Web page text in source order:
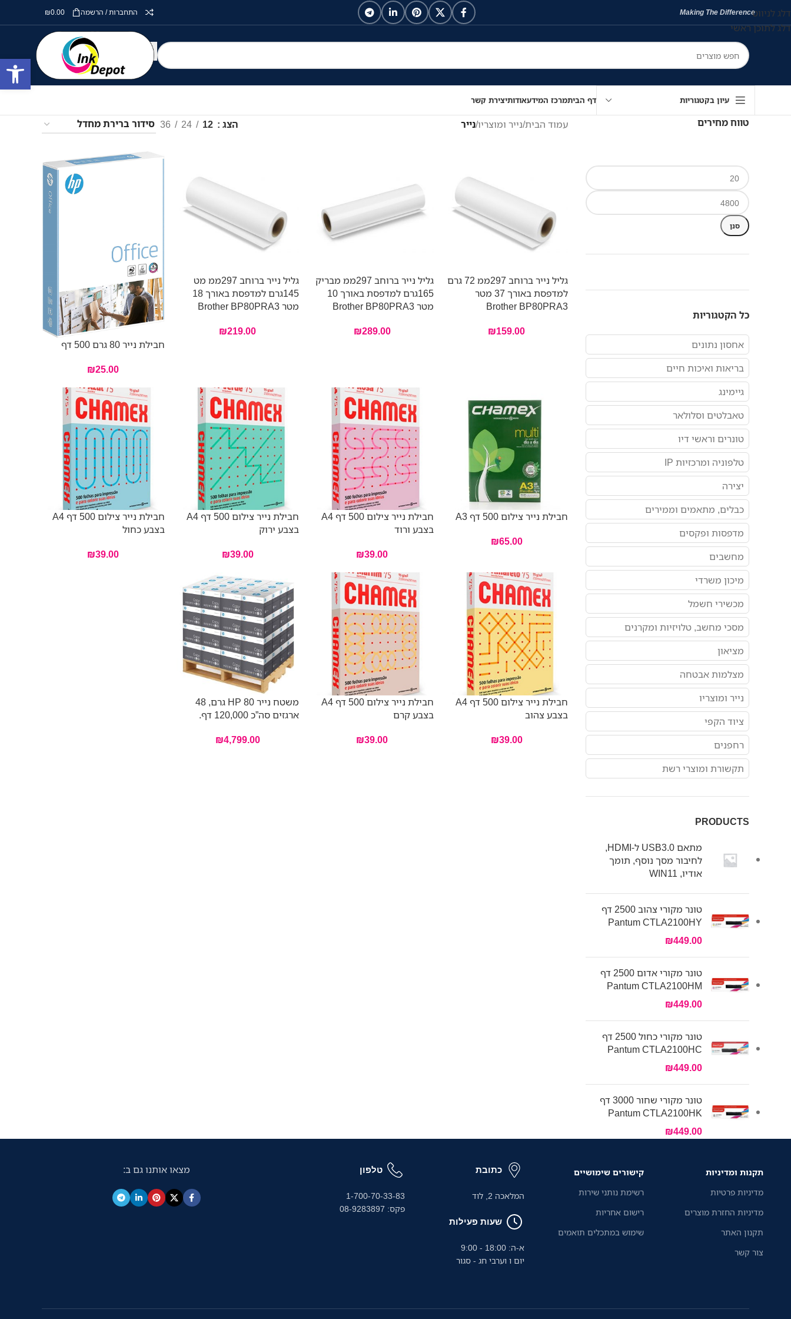
דלג לניווט
דלג לתוכן ראשי
Making The Difference התחברות / הרשמה ₪0.00
עיון בקטגוריות דף הביתמרכז המידעאודותיצירת קשר
טווח מחירים
סנן
כל הקטגוריות
אחסון נתונים
בריאות ואיכות חיים
גיימינג
טאבלטים וסלולאר
טונרים וראשי דיו
טלפוניה ומרכזיות IP
יצירה
כבלים, מתאמים וממירים
מדפסות ופקסים
מחשבים
מיכון משרדי
מכשירי חשמל
מסכי מחשב, טלויזיות ומקרנים
מציאון
מצלמות אבטחה
נייר ומוצריו
ציוד הקפי
רחפנים
תקשורת ומוצרי רשת
PRODUCTS
מתאם USB3.0 ל-HDMI,
לחיבור מסך נוסף, תומך
אודיו, WIN11
טונר מקורי צהוב 2500 דף
Pantum CTLA2100HY
₪449.00
טונר מקורי אדום 2500 דף
Pantum CTLA2100HM
₪449.00
טונר מקורי כחול 2500 דף
Pantum CTLA2100HC
₪449.00
טונר מקורי שחור 3000 דף
Pantum CTLA2100HK
₪449.00
עמוד הבית/נייר ומוצריו/נייר הצג 12
24
36
גליל נייר ברוחב 297ממ 72 גרם
למדפסת באורך 37 מטר
Brother BP80PRA3
₪159.00
גליל נייר ברוחב 297ממ מבריק
165גרם למדפסת באורך 10
מטר Brother BP80PRA3
₪289.00
גליל נייר ברוחב 297ממ מט
145גרם למדפסת באורך 18
מטר Brother BP80PRA3
₪219.00
חבילת נייר 80 גרם 500 דף
₪25.00
חבילת נייר צילום 500 דף A3
₪65.00
חבילת נייר צילום 500 דף A4
בצבע ורוד
₪39.00
חבילת נייר צילום 500 דף A4
בצבע ירוק
₪39.00
חבילת נייר צילום 500 דף A4
בצבע כחול
₪39.00
חבילת נייר צילום 500 דף A4
בצבע צהוב
₪39.00
חבילת נייר צילום 500 דף A4
בצבע קרם
₪39.00
משטח נייר HP 80 גרם, 48
ארגזים סה”כ 120,000 דף.
₪4,799.00
תקנות ומדיניות
מדיניות פרטיות
מדיניות החזרת מוצרים
תקנון האתר
צור קשר
קישורים שימושיים
רשימת נותני שירות
רישום אחריות
שימוש במתכלים תואמים
כתובת
המלאכה 2, לוד
שעות פעילות
א-ה: 18:00 - 9:00
יום ו וערבי חג - סגור
טלפון
1-700-70-33-83
פקס: 08-9283897
מצאו אותנו גם ב:
פתח